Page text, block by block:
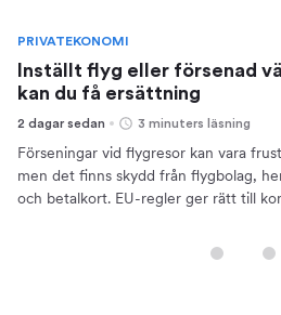
PRIVATEKONOMI
Inställt flyg eller försenad
kan du få ersättning
2 dagar sedan 3 minuters läsning
Förseningar vid flygresor kan vara
men det finns skydd från flygbolag,
och betalkort. EU-regler ger rätt till